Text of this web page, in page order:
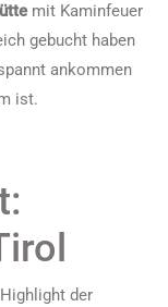
mit Kaminfeuer
gebucht haben
ankommen
ist.
der